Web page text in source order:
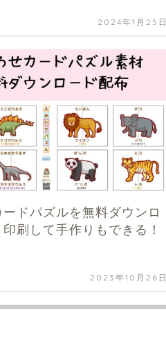
2024年1月25日
ドパズルを無料ダウンロ
刷して手作りもできる！
2023年10月26日